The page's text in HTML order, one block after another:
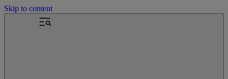
Skip to content